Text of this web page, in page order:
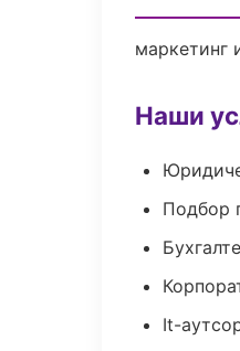
маркетинг
Наши
Подбор
It-